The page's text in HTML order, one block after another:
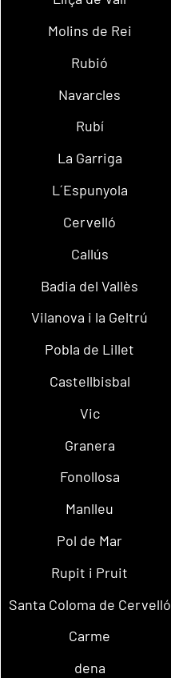
Molins de Rei
Rubió
Navarcles
Rubí
La Garriga
L´Espunyola
Cervelló
Callús
Badia del Vallès
Vilanova i la Geltrú
Pobla de Lillet
Castellbisbal
Vic
Granera
Fonollosa
Manlleu
Pol de Mar
Rupit i Pruit
Santa Coloma de Cervelló
Carme
dena